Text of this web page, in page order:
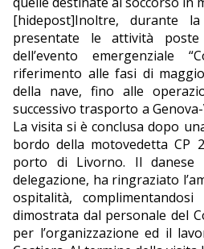
[hidepost]Inoltre, durante
presentate le attività
dell’evento emergenziale
riferimento alle fasi di
della nave, fino alle
successivo trasporto a
La visita si è conclusa dopo
bordo della motovedetta CP
porto di Livorno. Il danese
delegazione, ha ringraziato
ospitalità,
dimostrata dal personale del
per l’organizzazione ed il